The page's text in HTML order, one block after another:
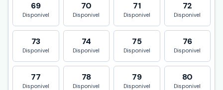
69
Disponivel
70
Disponivel
71
Disponivel
72
Disponivel
73
Disponivel
74
Disponivel
75
Disponivel
76
Disponivel
77
Disponivel
78
Disponivel
79
Disponivel
80
Disponivel